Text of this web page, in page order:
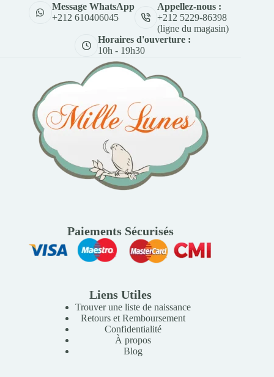
Message WhatsApp
+212 610406045
Appellez-nous :
+212 5229-86398
(ligne du magasin)
Horaires d'ouverture :
10h - 19h30
Paiements Sécurisés
Liens Utiles
Trouver une liste de naissance
Retours et Remboursement
Confidentialité
À propos
Blog